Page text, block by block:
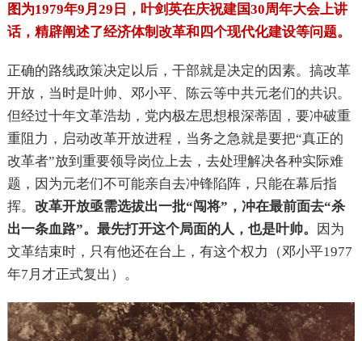
图为1979年9月29日，叶剑英在庆祝建国30周年大会上讲
话，精辟阐述了经济体制改革和四个现代化建设等问题。
正确的路线政策决定以后，干部就是决定的因素。搞改革
开放，当时是叶帅、邓小平、陈云等中共元老们的共识。
但经过十年文革浩劫，党内极左思想根深蒂固，要冲破重
重阻力，启动改革开放进程，当务之急就是要把“真正的
改革者”放到重要领导岗位上去，去处理解决各种实际难
题，因为元老们不可能亲自去冲锋陷阵，只能在幕后指
挥。 改革开放亟需选拔出一批“闯将”，冲在最前面去“杀
出一条血路”。最先打开这个局面的人，也是叶帅。
因为
文革结束时，只有他还在台上，有这个权力（邓小平1977
年7月才正式复出）。